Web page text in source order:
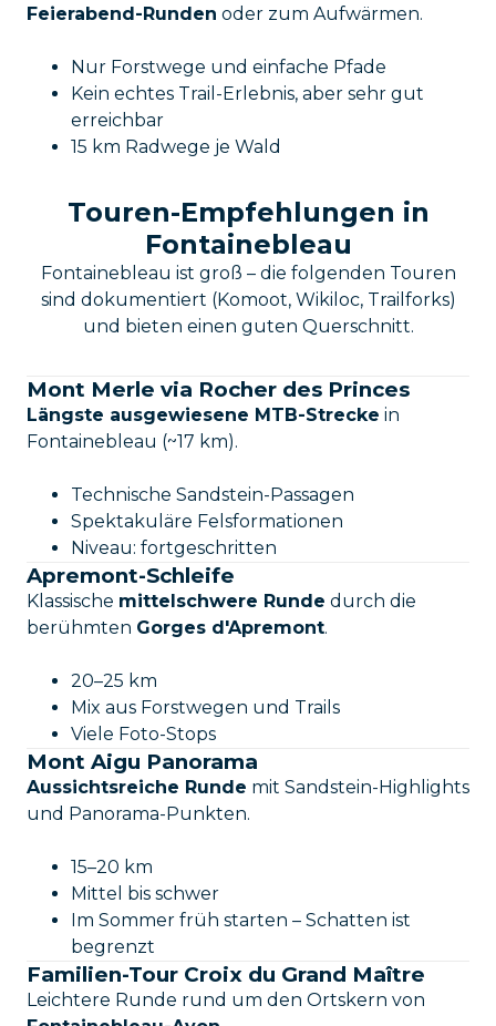
Feierabend-Runden oder zum Aufwärmen.
Nur Forstwege und einfache Pfade
Kein echtes Trail-Erlebnis, aber sehr gut
erreichbar
15 km Radwege je Wald
Touren-Empfehlungen in
Fontainebleau
Fontainebleau ist groß – die folgenden Touren
sind dokumentiert (Komoot, Wikiloc, Trailforks)
und bieten einen guten Querschnitt.
Mont Merle via Rocher des Princes
Längste ausgewiesene MTB-Strecke in
Fontainebleau (~17 km).
Technische Sandstein-Passagen
Spektakuläre Felsformationen
Niveau: fortgeschritten
Apremont-Schleife
Klassische mittelschwere Runde durch die
berühmten Gorges d'Apremont.
20–25 km
Mix aus Forstwegen und Trails
Viele Foto-Stops
Mont Aigu Panorama
Aussichtsreiche Runde mit Sandstein-Highlights
und Panorama-Punkten.
15–20 km
Mittel bis schwer
Im Sommer früh starten – Schatten ist
begrenzt
Familien-Tour Croix du Grand Maître
Leichtere Runde rund um den Ortskern von